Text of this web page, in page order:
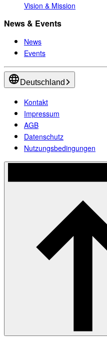
Vision & Mission
News & Events
News
Events
Deutschland
Kontakt
Impressum
AGB
Datenschutz
Nutzungsbedingungen